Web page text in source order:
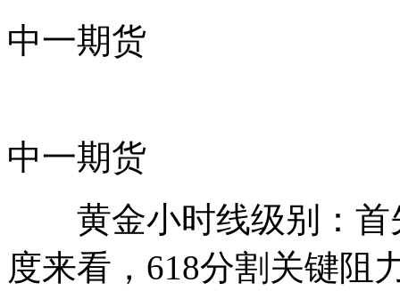
中一期货
中一期货
黄金小时线级别：首
度来看，618分割关键阻